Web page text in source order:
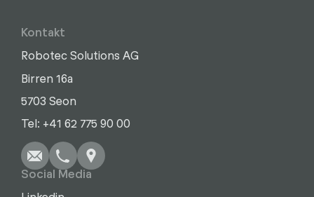
Kontakt
Robotec Solutions AG
Birren 16a
5703 Seon
Tel: +41 62 775 90 00
Kopieren
Anrufen Kopieren
Social Media